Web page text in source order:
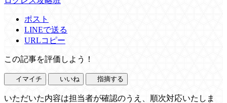
ポスト
LINEで送る
URLコピー
この記事を評価しよう！
イマイチ いいね 指摘する
いただいた内容は担当者が確認のうえ、順次対応いたしま